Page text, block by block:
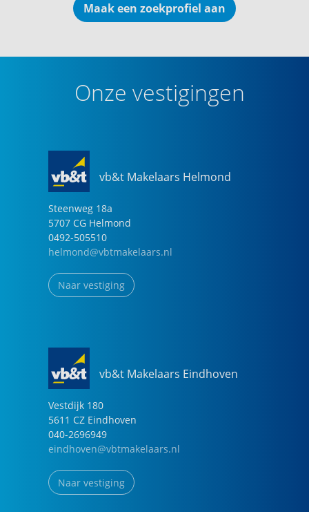
Maak een zoekprofiel aan
Onze vestigingen
vb&t Makelaars Helmond
Steenweg 18a
5707 CG Helmond
0492-505510
helmond@vbtmakelaars.nl
Naar vestiging
vb&t Makelaars Eindhoven
Vestdijk 180
5611 CZ Eindhoven
040-2696949
eindhoven@vbtmakelaars.nl
Naar vestiging